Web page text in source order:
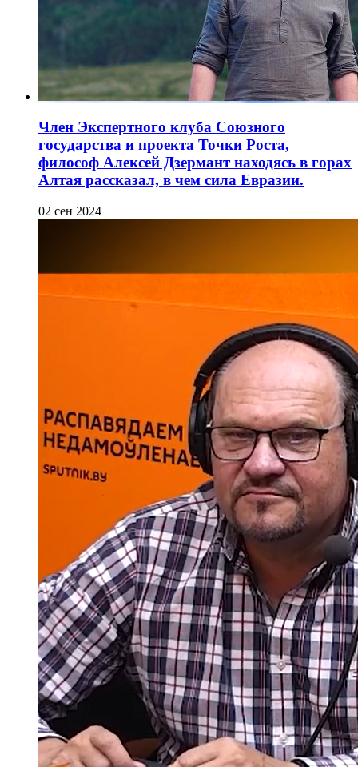
Член Экспертного клуба Союзного
государства и проекта Точки Роста,
философ Алексей Дзермант находясь в горах
Алтая рассказал, в чем сила Евразии.
02 сен 2024